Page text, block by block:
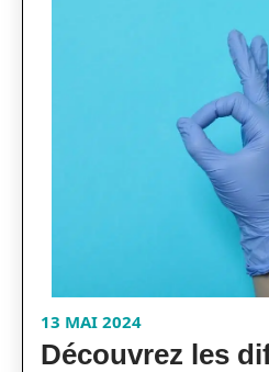
13 MAI 2024
Découvrez les